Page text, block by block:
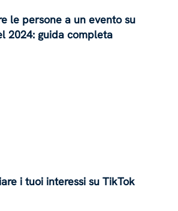
le persone a un evento su
2024: guida completa
i tuoi interessi su TikTok